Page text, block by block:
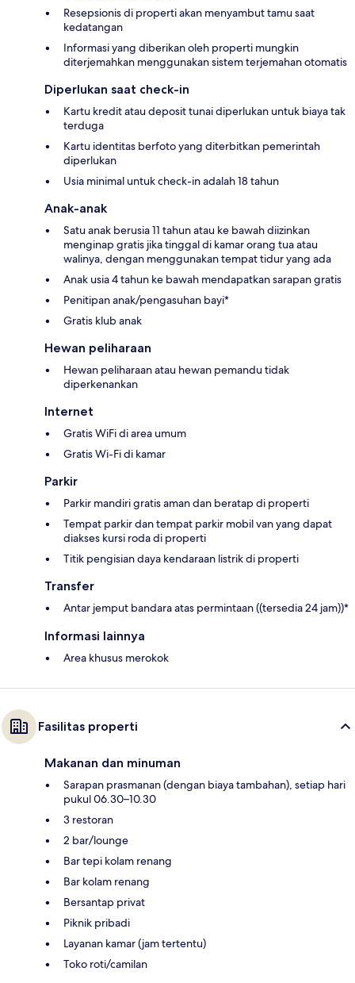
Resepsionis di properti akan menyambut tamu saat
kedatangan
Informasi yang diberikan oleh properti mungkin
diterjemahkan menggunakan sistem terjemahan otomatis
Diperlukan saat check-in
Kartu kredit atau deposit tunai diperlukan untuk biaya tak
terduga
Kartu identitas berfoto yang diterbitkan pemerintah
diperlukan
Usia minimal untuk check-in adalah 18 tahun
Anak-anak
Satu anak berusia 11 tahun atau ke bawah diizinkan
menginap gratis jika tinggal di kamar orang tua atau
walinya, dengan menggunakan tempat tidur yang ada
Anak usia 4 tahun ke bawah mendapatkan sarapan gratis
Penitipan anak/pengasuhan bayi*
Gratis klub anak
Hewan peliharaan
Hewan peliharaan atau hewan pemandu tidak
diperkenankan
Internet
Gratis WiFi di area umum
Gratis Wi-Fi di kamar
Parkir
Parkir mandiri gratis aman dan beratap di properti
Tempat parkir dan tempat parkir mobil van yang dapat
diakses kursi roda di properti
Titik pengisian daya kendaraan listrik di properti
Transfer
Antar jemput bandara atas permintaan ((tersedia 24 jam))*
Informasi lainnya
Area khusus merokok
Fasilitas properti
Makanan dan minuman
Sarapan prasmanan (dengan biaya tambahan), setiap hari
pukul 06.30–10.30
3 restoran
2 bar/lounge
Bar tepi kolam renang
Bar kolam renang
Bersantap privat
Piknik pribadi
Layanan kamar (jam tertentu)
Toko roti/camilan